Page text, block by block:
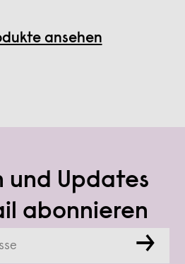
ansehen
und Updates
abonnieren
→